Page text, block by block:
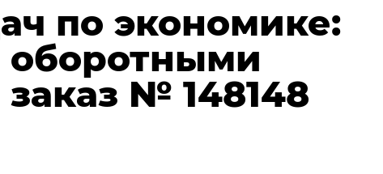
по экономике:
оборотными
№ 148148